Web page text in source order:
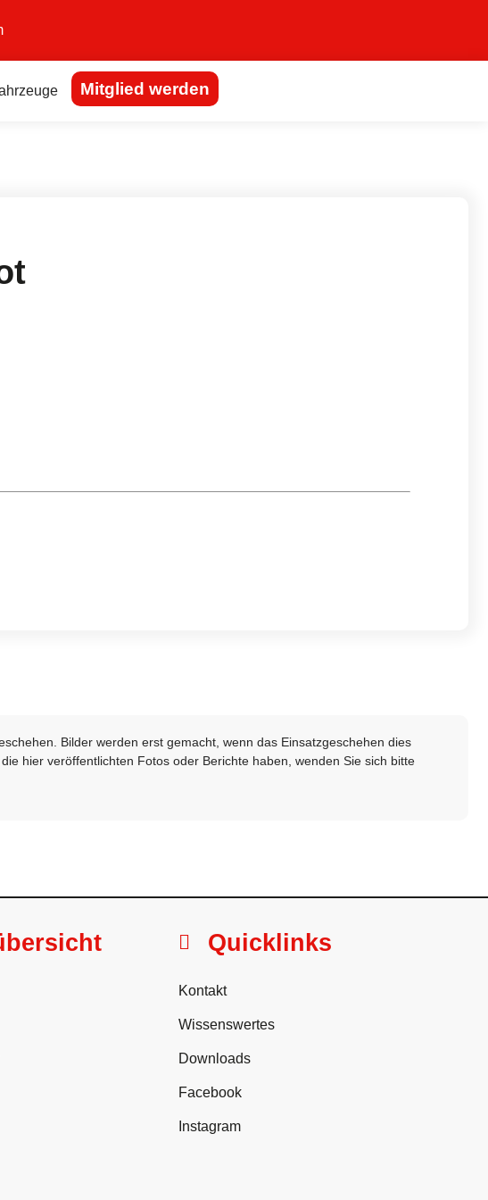
Mitglied werden
Bilder werden erst gemacht, wenn das Einsatzgeschehen dies
hier veröffentlichten Fotos oder Berichte haben, wenden Sie sich bitte
Quicklinks
Kontakt
Wissenswertes
Downloads
Facebook
Instagram